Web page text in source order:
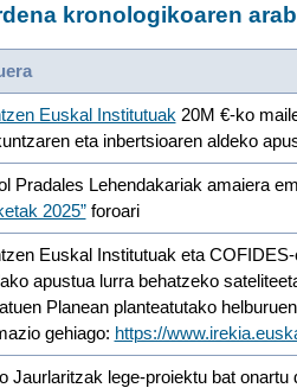
kronologikoaren
Euskal Institutuak 20M €-ko
eta inbertsioaren aldeko
Pradales Lehendakariak amaiera
2025”foroari
Euskal Institutuak eta
apustua lurra behatzeko
Planean planteatutako
gehiago: https://
Jaurlaritzak lege-proiektu bat